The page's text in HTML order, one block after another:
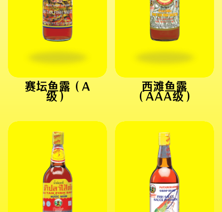
赛坛鱼露（A
级）
西滩鱼露
（AAA级）